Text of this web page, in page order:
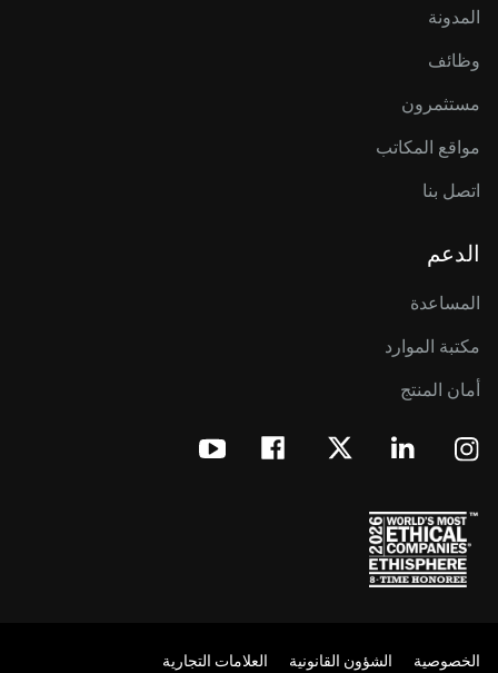
المدونة
وظائف
مستثمرون
مواقع المكاتب
اتصل بنا
الدعم
المساعدة
مكتبة الموارد
أمان المنتج
الخصوصية الشؤون القانونية العلامات التجارية